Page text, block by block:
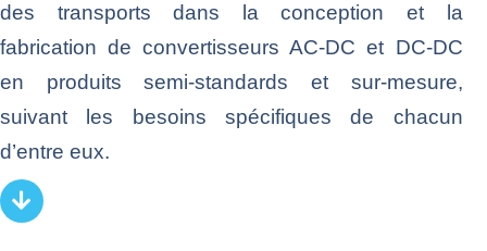
des transports dans la conception et la
fabrication de convertisseurs AC-DC et DC-DC
en produits semi-standards et sur-mesure,
suivant les besoins spécifiques de chacun
d’entre eux.